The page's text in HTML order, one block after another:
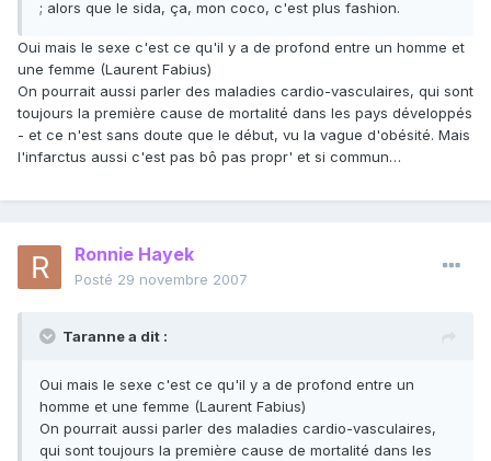
; alors que le sida, ça, mon coco, c'est plus fashion.
Oui mais le sexe c'est ce qu'il y a de profond entre un homme et
une femme (Laurent Fabius)
On pourrait aussi parler des maladies cardio-vasculaires, qui sont
toujours la première cause de mortalité dans les pays développés
- et ce n'est sans doute que le début, vu la vague d'obésité. Mais
l'infarctus aussi c'est pas bô pas propr' et si commun…
Ronnie Hayek
Posté 29 novembre 2007
Taranne a dit :
Oui mais le sexe c'est ce qu'il y a de profond entre un
homme et une femme (Laurent Fabius)
On pourrait aussi parler des maladies cardio-vasculaires,
qui sont toujours la première cause de mortalité dans les